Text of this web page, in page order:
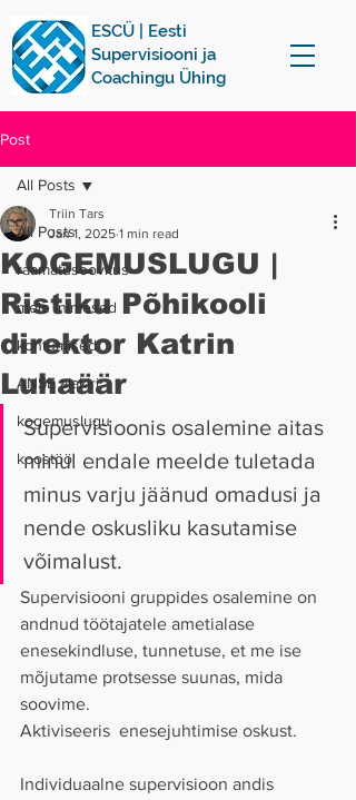
ESCÜ | Eesti
Supervisiooni ja
Coachingu Ühing
Post
All Posts
raamatusoovitus
meie inimesed
kohtumised
ANSE ajakiri
kogemuslugu
koostöö
All Posts
KOGEMUSLUGU |
Ristiku Põhikooli
direktor Katrin
Luhaäär
Triin Tars
Jan 1, 2025 1 min read
Supervisioonis osalemine aitas
minul endale meelde tuletada
minus varju jäänud omadusi ja
nende oskusliku kasutamise
võimalust.
Supervisiooni gruppides osalemine on
andnud töötajatele ametialase
enesekindluse, tunnetuse, et me ise
mõjutame protsesse suunas, mida
soovime.
Aktiviseeris  enesejuhtimise oskust.
Individuaalne supervisioon andis